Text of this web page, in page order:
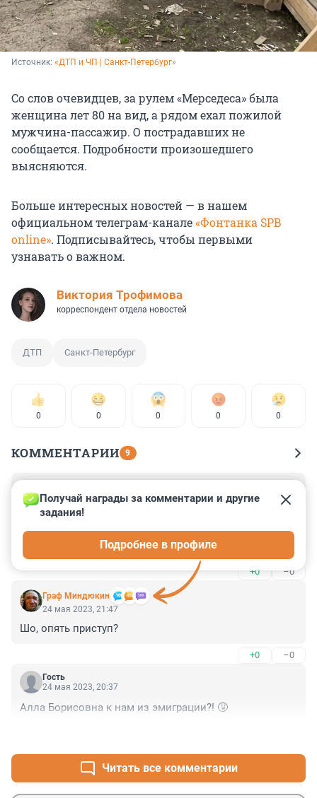
Источник: «ДТП и ЧП | Санкт-Петербург»
Со слов очевидцев, за рулем «Мерседеса» была
женщина лет 80 на вид, а рядом ехал пожилой
мужчина-пассажир. О пострадавших не
сообщается. Подробности произошедшего
выясняются.
Больше интересных новостей — в нашем
официальном телеграм-канале«Фонтанка SPB
online». Подписывайтесь, чтобы первыми
узнавать о важном.
Виктория Трофимова
корреспондент отдела новостей
ДТП Санкт-Петербург
0 0 0 0 0
КОММЕНТАРИИ 9
25 мая 2023, 00:07
Я видела эту аварию, как раз рядом стояла на
светофоре. Мерс несся с очень большой скоростью и
останавливаться не собирался, его остановил столб.
Мне кажется, да, женщине стало плохо.
Действительно, на вид она старшего возраста. Все
это было очень страшно…
+0 –0
Граф Миндюкин
Получай награды за комментарии и другие
задания!
Подробнее в профиле
24 мая 2023, 21:47
Шо, опять приступ?
+0 –0
Гость
24 мая 2023, 20:37
Алла Борисовна к нам из эмиграции?! 🤧
Читать все комментарии